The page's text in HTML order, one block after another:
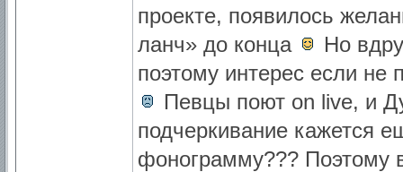
проекте, появилось
ланч» до конца
Но
поэтому интерес если не
Певцы поют on live, и
подчеркивание кажется
фонограмму??? Поэтому